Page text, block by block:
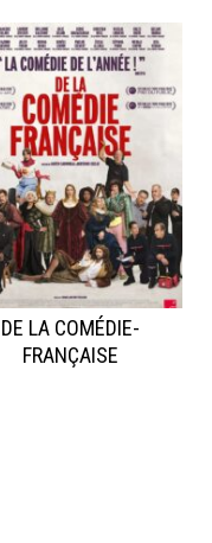
DE LA COMÉDIE-
FRANÇAISE